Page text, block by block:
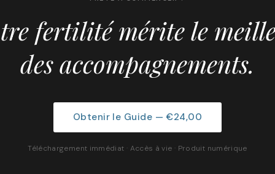
fertilité mérite le
des accompagnements.
Obtenir le Guide — €24,00
Téléchargement immédiat · Accès à vie · Produit numérique